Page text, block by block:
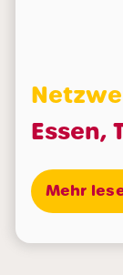
Essen,
Mehr